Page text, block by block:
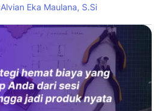
Alvian Eka Maulana, S.Si